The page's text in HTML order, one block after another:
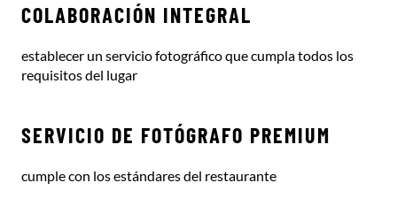
COLABORACIÓN INTEGRAL
establecer un servicio fotográfico que cumpla todos los
requisitos del lugar
SERVICIO DE FOTÓGRAFO PREMIUM
cumple con los estándares del restaurante